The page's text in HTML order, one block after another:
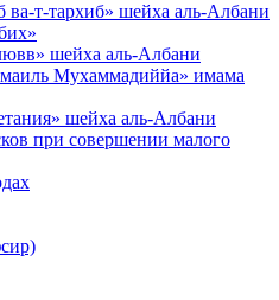
ва-т-тархиб» шейха аль-Албани
шейха аль-Албани
Мухаммадиййа» имама
шейха аль-Албани
при совершении малого